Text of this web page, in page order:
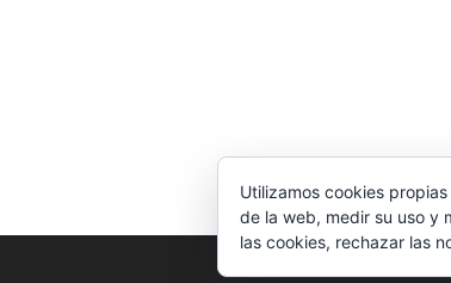
Utilizamos cookies
de la web, medir su uso y
las cookies, rechazar las